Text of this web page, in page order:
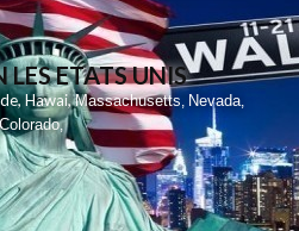
ETATS UNIS
,Hawai,Massachusetts, Nevada,
,